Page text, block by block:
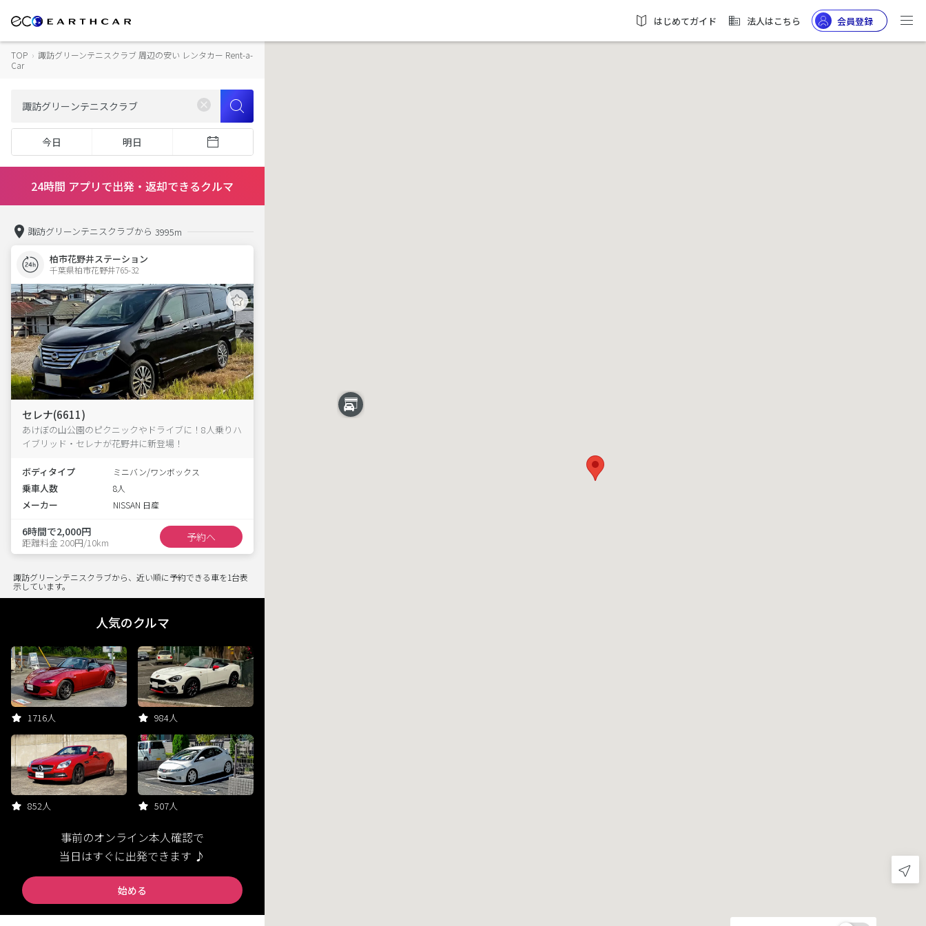
はじめてガイド 法人はこちら 会員登録
TOP › 諏訪グリーンテニスクラブ 周辺の安い レンタカー Rent-a-
Car
今日 明日
24時間 アプリで出発・返却できるクルマ
諏訪グリーンテニスクラブから 3995m
柏市花野井ステーション
千葉県柏市花野井765-32
セレナ(6611)
あけぼの山公園のピクニックやドライブに！8人乗りハ
イブリッド・セレナが花野井に新登場！
ボディタイプ ミニバン/ワンボックス
乗車人数 8人
メーカー NISSAN 日産
6時間で2,000円
距離料金 200円/10km 予約へ
諏訪グリーンテニスクラブから、近い順に予約できる車を1台表
示しています。
人気のクルマ
1716人 984人
852人 507人
事前のオンライン本人確認で
当日はすぐに出発できます ♪
始める